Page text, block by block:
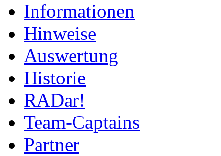
Informationen
Hinweise
Auswertung
Historie
RADar!
Team-Captains
Partner